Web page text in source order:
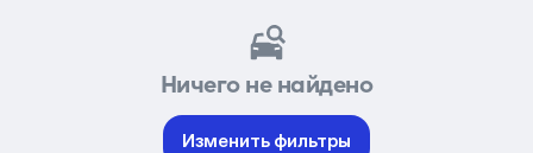
Ничего не найдено
Изменить фильтры